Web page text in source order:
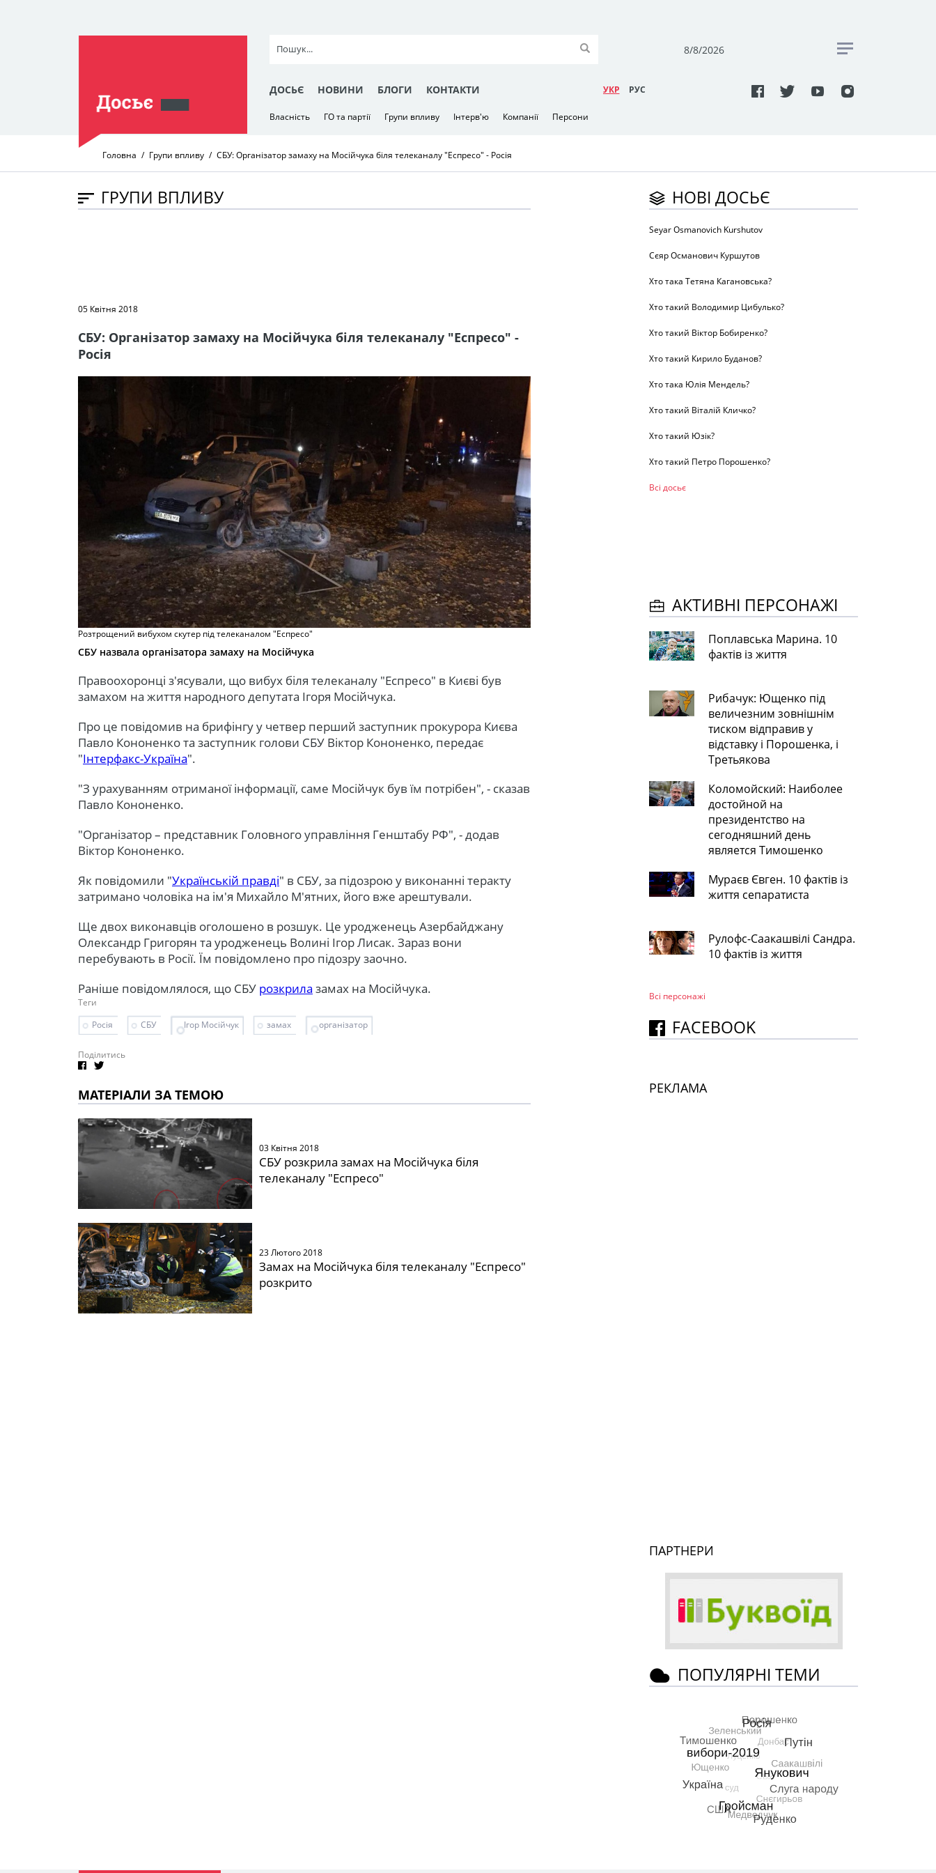
8/8/2026
ДОСЬЄ НОВИНИ БЛОГИ КОНТАКТИ УКР РУC
Власність ГО та партії Групи впливу Інтерв'ю Компанії Персони
Головна Групи впливу СБУ: Організатор замаху на Мосійчука біля телеканалу "Еспресо" - Росія
ГРУПИ ВПЛИВУ
05 Квітня 2018
СБУ: Організатор замаху на Мосійчука біля телеканалу "Еспресо" -
Росія
Розтрощений вибухом скутер під телеканалом "Еспресо"
СБУ назвала організатора замаху на Мосійчука
Правоохоронці з'ясували, що вибух біля телеканалу "Еспресо" в Києві був
замахом на життя народного депутата Ігоря Мосійчука.
Про це повідомив на брифінгу у четвер перший заступник прокурора Києва
Павло Кононенко та заступник голови СБУ Віктор Кононенко, передає
"Інтерфакс-Україна".
"З урахуванням отриманої інформації, саме Мосійчук був їм потрібен", - сказав
Павло Кононенко.
"Організатор – представник Головного управління Генштабу РФ", - додав
Віктор Кононенко.
Як повідомили "Українській правді" в СБУ, за підозрою у виконанні теракту
затримано чоловіка на ім'я Михайло М'ятних, його вже арештували.
Ще двох виконавців оголошено в розшук. Це уродженець Азербайджану
Олександр Григорян та уродженець Волині Ігор Лисак. Зараз вони
перебувають в Росії. Їм повідомлено про підозру заочно.
Раніше повідомлялося, що СБУ розкрила замах на Мосійчука.
Теги
Росія
СБУ Ігор Мосійчук замах організатор
Поділитись
МАТЕРІАЛИ ЗА ТЕМОЮ
03 Квітня 2018
СБУ розкрила замах на Мосійчука біля
телеканалу "Еспресо"
23 Лютого 2018
Замах на Мосійчука біля телеканалу "Еспресо"
розкрито
НОВІ ДОСЬЄ
Seyar Osmanovich Kurshutov
Сєяр Османович Куршутов
Хто така Тетяна Кагановська?
Хто такий Володимир Цибулько?
Хто такий Віктор Бобиренко?
Хто такий Кирило Буданов?
Хто така Юлія Мендель?
Хто такий Віталій Кличко?
Хто такий Юзік?
Хто такий Петро Порошенко?
Всі досьє
АКТИВНІ ПЕРСОНАЖІ
Поплавська Марина. 10
фактів із життя
Рибачук: Ющенко під
величезним зовнішнім
тиском відправив у
відставку і Порошенка, і
Третьякова
Коломойский: Наиболее
достойной на
президентство на
сегодняшний день
является Тимошенко
Мураєв Євген. 10 фактів із
життя сепаратиста
Рулофс-Саакашвілі Сандра.
10 фактів із життя
Всі персонажi
FACEBOOK
РЕКЛАМА
ПАРТНЕРИ
ПОПУЛЯРНІ ТЕМИ